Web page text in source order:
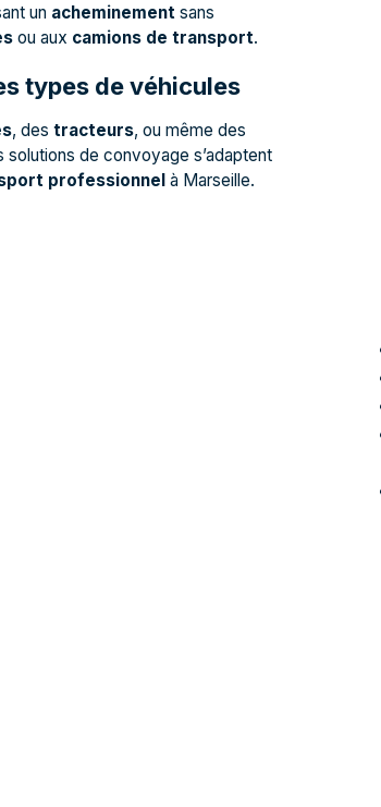
un acheminement sans
ou aux camions de transport.
types de véhicules
, destracteurs, ou même des
solutions de convoyage s’adaptent
professionnel à Marseille.